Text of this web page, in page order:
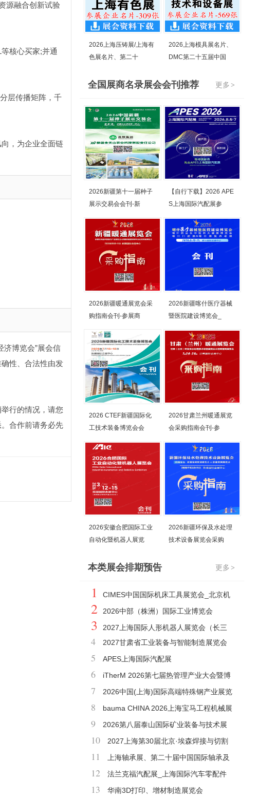
源融合创新试验
核心买家;并通
层传播矩阵，千
，为企业全面链
济博览会”展会信
性、合法性由发
行的情况，请您
合作前请务必先
2026上海压铸展/上海有
色展名片、第二十
2026上海模具展名片、
DMC第二十五届中国
更多 >
全国展商名录展会会刊推荐
2026新疆第十一届种子
展示交易会会刊-新
【自行下载】2026 APE
S上海国际汽配展参
2026新疆暖通展览会采
购指南会刊-参展商
2026新疆喀什医疗器械
暨医院建设博览会_
2026 CTEF新疆国际化
工技术装备博览会会
2026甘肃兰州暖通展览
会采购指南会刊-参
2026安徽合肥国际工业
自动化暨机器人展览
2026新疆环保及水处理
技术设备展览会采购
更多 >
本类展会排期预告
1
CIMES中国国际机床工具展览会_北京机
床展
2 2026中部（株洲）国际工业博览会
3
2027上海国际人形机器人展览会（长三
角机器人展）
4
2027甘肃省工业装备与智能制造展览会
（GIME甘肃工博会）
5 APES上海国际汽配展
6
iTherM 2026第七届热管理产业大会暨博
览会
7
2026中国(上海)国际高端特殊钢产业展览
会
8 bauma CHINA 2026上海宝马工程机械展
9
2026第八届泰山国际矿业装备与技术展
览会
10
2027上海第30届北京·埃森焊接与切割
展览会
11
上海轴承展、第二十届中国国际轴承及
其专用装备展览会
12
法兰克福汽配展_上海国际汽车零配件
维修检测诊断设备及服务用品展览会
13 华南3D打印、增材制造展览会